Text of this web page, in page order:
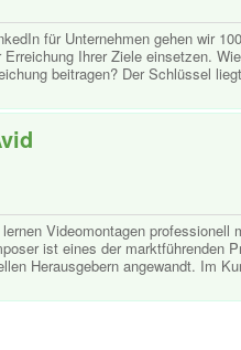
für Unternehmen gehen wir
Ihrer Ziele einsetzen.
beitragen? Der Schlüssel
Videomontagen
ist eines der marktführenden
Herausgebern angewandt. Im